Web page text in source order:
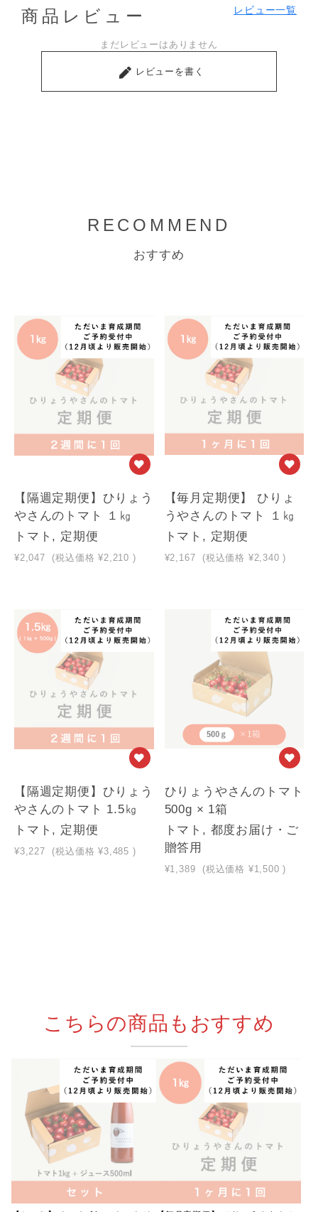
商品レビュー レビュー一覧
まだレビューはありません
レビューを書く
RECOMMEND
おすすめ
【隔週定期便】ひりょう
やさんのトマト １㎏
トマト, 定期便
¥2,047 (税込価格 ¥2,210 )
【毎月定期便】 ひりょ
うやさんのトマト １㎏
トマト, 定期便
¥2,167 (税込価格 ¥2,340 )
【隔週定期便】ひりょう
やさんのトマト 1.5㎏
トマト, 定期便
¥3,227 (税込価格 ¥3,485 )
ひりょうやさんのトマト
500g × 1箱
トマト, 都度お届け・ご
贈答用
¥1,389 (税込価格 ¥1,500 )
こちらの商品もおすすめ